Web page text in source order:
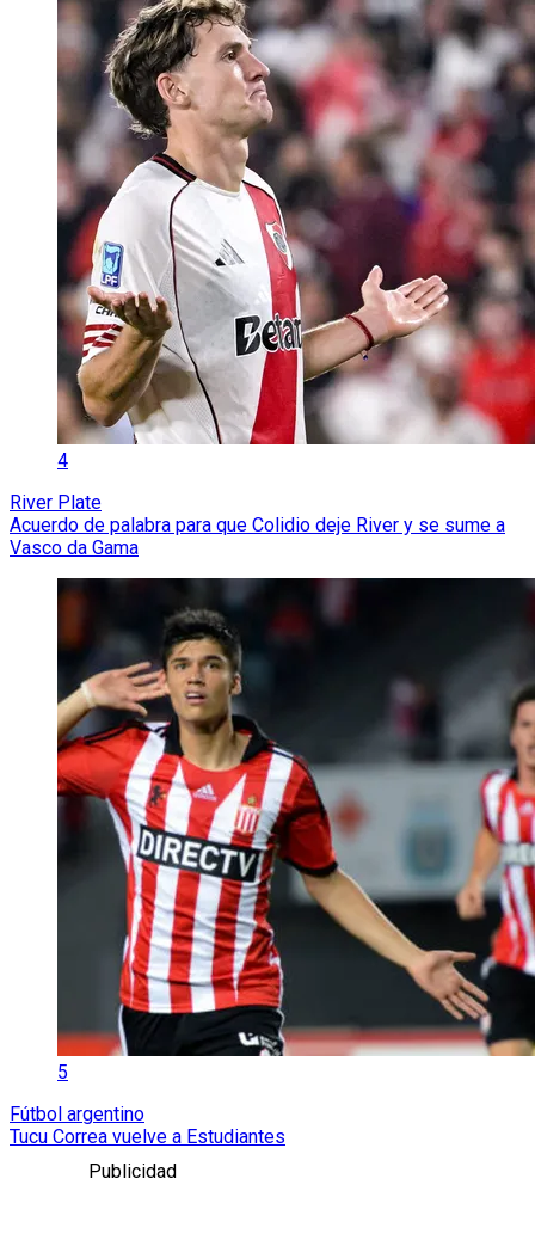
4
River Plate
Acuerdo de palabra para que Colidio deje River y se sume a
Vasco da Gama
5
Fútbol argentino
Tucu Correa vuelve a Estudiantes
Publicidad